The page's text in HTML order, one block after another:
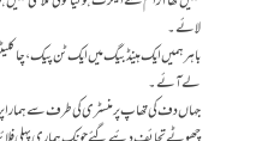
لائے۔
باہر ہمیں ایک ہینڈ بیگ میں ایک ٹن پیک ،
لے آئے ۔
جہاں دف کی تھاپ پر منسٹری کی طرف سے ہمارا